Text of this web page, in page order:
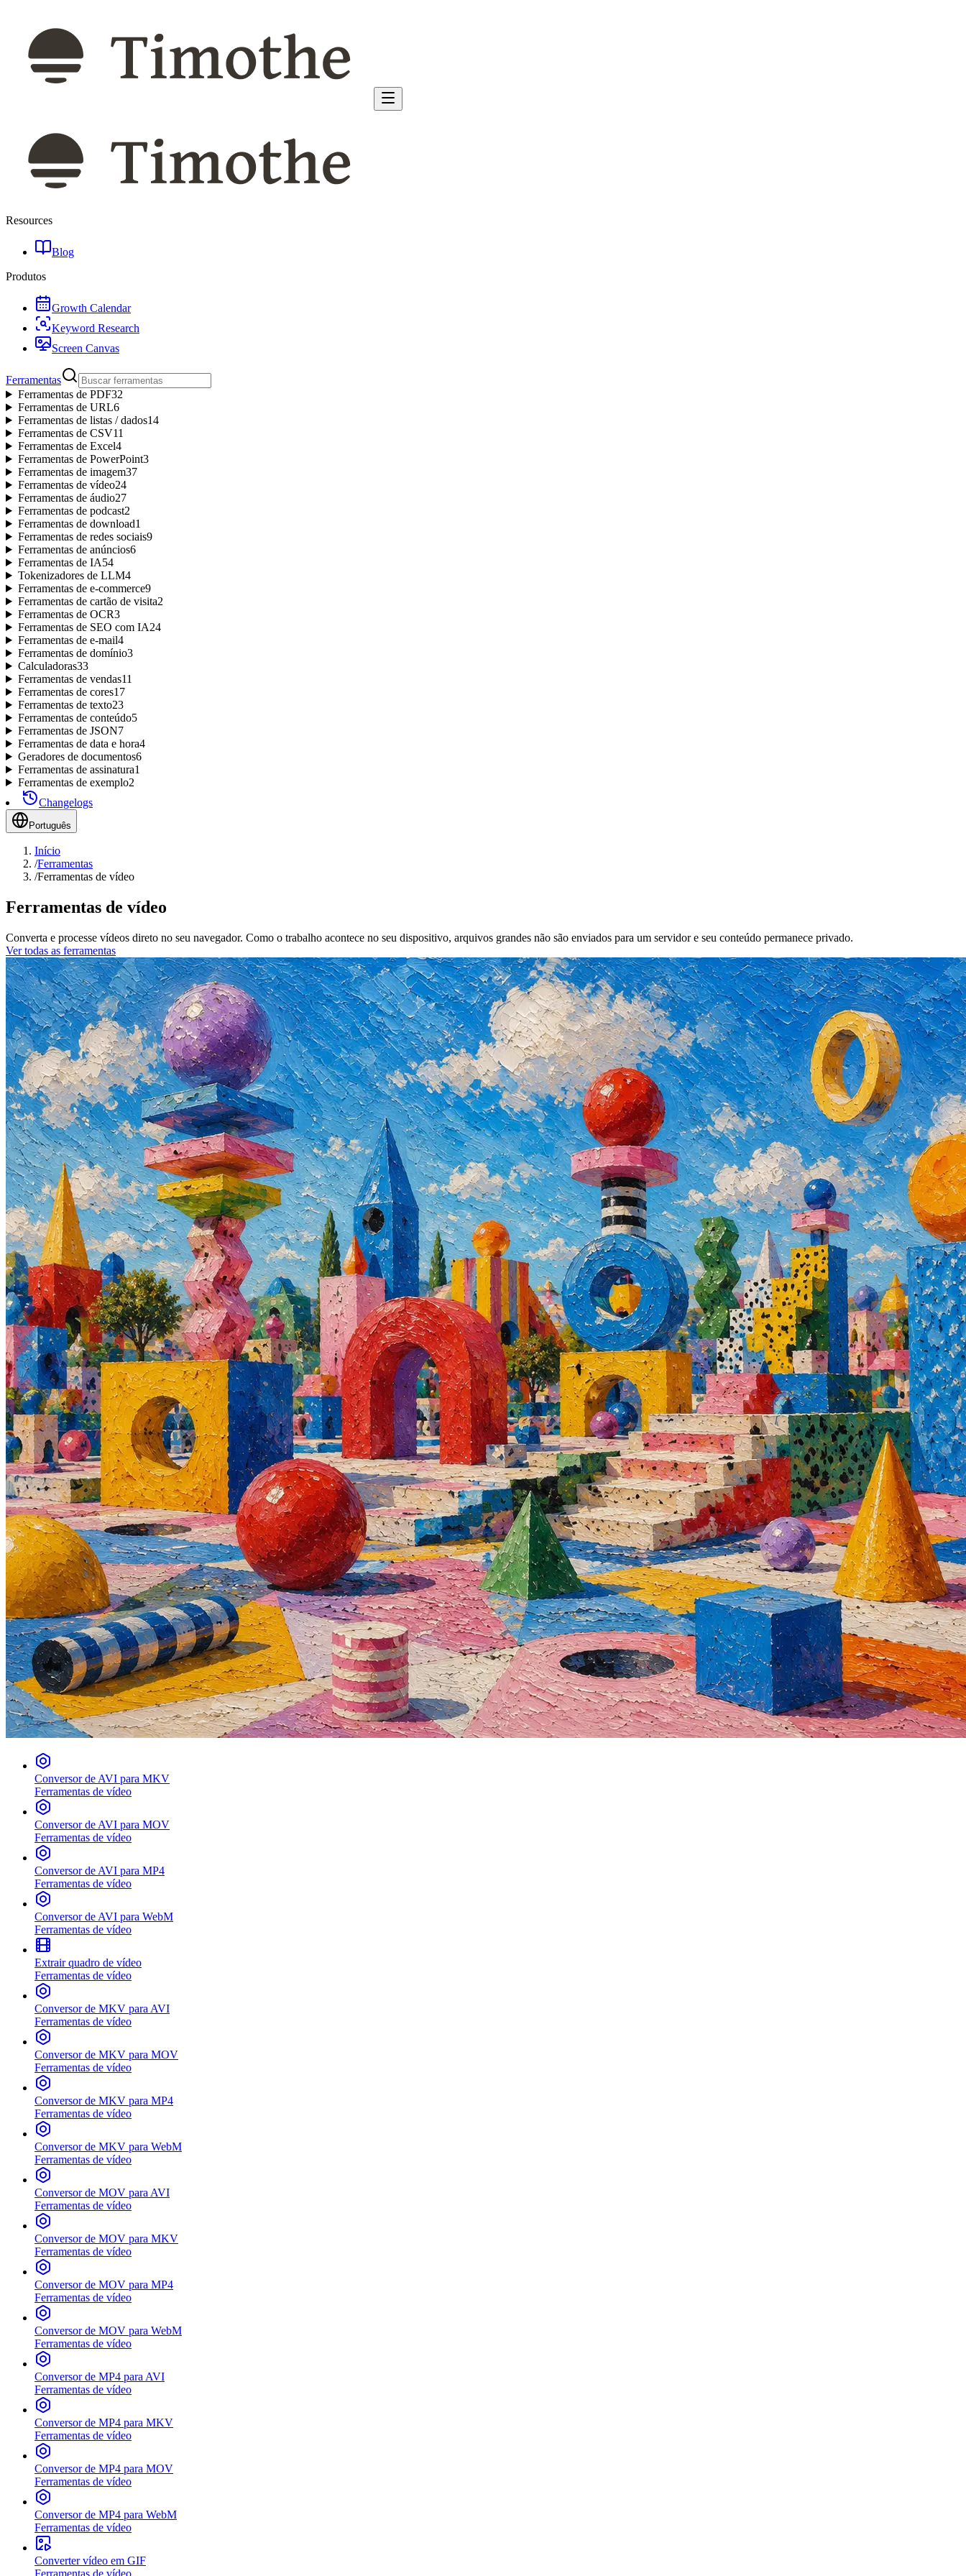
Resources
Blog
Produtos
Growth Calendar
Keyword Research
Screen Canvas
Ferramentas
Ferramentas de PDF32
Ferramentas de URL6
Ferramentas de listas / dados14
Ferramentas de CSV11
Ferramentas de Excel4
Ferramentas de PowerPoint3
Ferramentas de imagem37
Ferramentas de vídeo24
Ferramentas de áudio27
Ferramentas de podcast2
Ferramentas de download1
Ferramentas de redes sociais9
Ferramentas de anúncios6
Ferramentas de IA54
Tokenizadores de LLM4
Ferramentas de e-commerce9
Ferramentas de cartão de visita2
Ferramentas de OCR3
Ferramentas de SEO com IA24
Ferramentas de e-mail4
Ferramentas de domínio3
Calculadoras33
Ferramentas de vendas11
Ferramentas de cores17
Ferramentas de texto23
Ferramentas de conteúdo5
Ferramentas de JSON7
Ferramentas de data e hora4
Geradores de documentos6
Ferramentas de assinatura1
Ferramentas de exemplo2
Changelogs
Português
Início
/Ferramentas
/Ferramentas de vídeo
Ferramentas de vídeo
Converta e processe vídeos direto no seu navegador. Como o trabalho acontece no seu dispositivo, arquivos grandes não são enviados para um servidor e seu conteúdo permanece privado.
Ver todas as ferramentas
Conversor de AVI para MKV
Ferramentas de vídeo
Conversor de AVI para MOV
Ferramentas de vídeo
Conversor de AVI para MP4
Ferramentas de vídeo
Conversor de AVI para WebM
Ferramentas de vídeo
Extrair quadro de vídeo
Ferramentas de vídeo
Conversor de MKV para AVI
Ferramentas de vídeo
Conversor de MKV para MOV
Ferramentas de vídeo
Conversor de MKV para MP4
Ferramentas de vídeo
Conversor de MKV para WebM
Ferramentas de vídeo
Conversor de MOV para AVI
Ferramentas de vídeo
Conversor de MOV para MKV
Ferramentas de vídeo
Conversor de MOV para MP4
Ferramentas de vídeo
Conversor de MOV para WebM
Ferramentas de vídeo
Conversor de MP4 para AVI
Ferramentas de vídeo
Conversor de MP4 para MKV
Ferramentas de vídeo
Conversor de MP4 para MOV
Ferramentas de vídeo
Conversor de MP4 para WebM
Ferramentas de vídeo
Converter vídeo em GIF
Ferramentas de vídeo